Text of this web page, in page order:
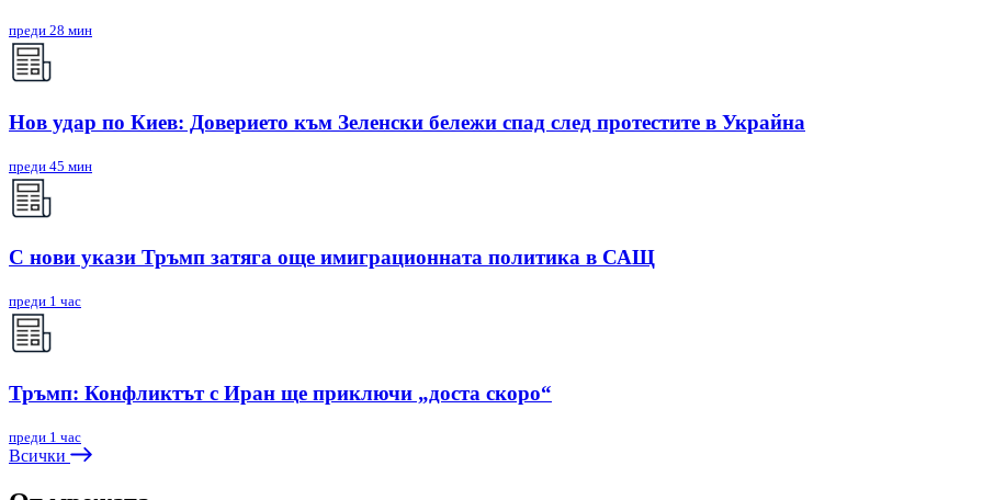
преди 28 мин
Нов удар по Киев: Доверието към Зеленски бележи спад след протестите в Украйна
преди 45 мин
С нови укази Тръмп затяга още имиграционната политика в САЩ
преди 1 час
Тръмп: Конфликтът с Иран ще приключи „доста скоро“
преди 1 час
Всички